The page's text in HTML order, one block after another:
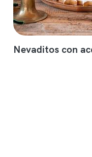
Nevaditos con